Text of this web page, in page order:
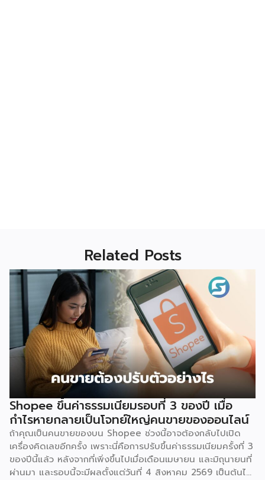
Related Posts
Shopee ขึ้นค่าธรรมเนียมรอบที่ 3 ของปี เมื่อ
กำไรหายกลายเป็นโจทย์ใหญ่คนขายของออนไลน์
ถ้าคุณเป็นคนขายของบน Shopee ช่วงนี้อาจต้องกลับไปเปิด
เครื่องคิดเลขอีกครั้ง เพราะนี่คือการปรับขึ้นค่าธรรมเนียมครั้งที่ 3
ของปีนี้แล้ว หลังจากที่เพิ่งขึ้นไปเมื่อเดือนเมษายน และมิถุนายนที่
ผ่านมา และรอบนี้จะมีผลตั้งแต่วันที่ 4 สิงหาคม 2569 เป็นต้นไป